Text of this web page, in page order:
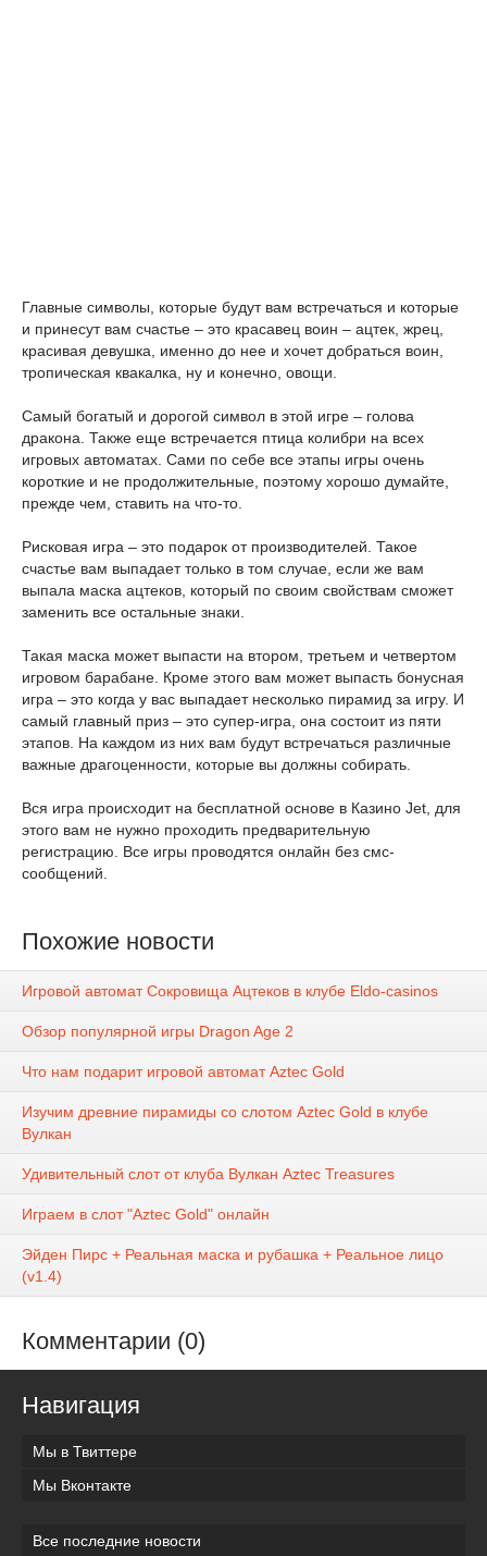
Главные символы, которые будут вам встречаться и которые
и принесут вам счастье – это красавец воин – ацтек, жрец,
красивая девушка, именно до нее и хочет добраться воин,
тропическая квакалка, ну и конечно, овощи.
Самый богатый и дорогой символ в этой игре – голова
дракона. Также еще встречается птица колибри на всех
игровых автоматах. Сами по себе все этапы игры очень
короткие и не продолжительные, поэтому хорошо думайте,
прежде чем, ставить на что-то.
Рисковая игра – это подарок от производителей. Такое
счастье вам выпадает только в том случае, если же вам
выпала маска ацтеков, который по своим свойствам сможет
заменить все остальные знаки.
Такая маска может выпасти на втором, третьем и четвертом
игровом барабане. Кроме этого вам может выпасть бонусная
игра – это когда у вас выпадает несколько пирамид за игру. И
самый главный приз – это супер-игра, она состоит из пяти
этапов. На каждом из них вам будут встречаться различные
важные драгоценности, которые вы должны собирать.
Вся игра происходит на бесплатной основе в Казино Jet, для
этого вам не нужно проходить предварительную
регистрацию. Все игры проводятся онлайн без смс-
сообщений.
Похожие новости
Игровой автомат Сокровища Ацтеков в клубе Eldo-casinos
Обзор популярной игры Dragon Age 2
Что нам подарит игровой автомат Aztec Gold
Изучим древние пирамиды со слотом Aztec Gold в клубе
Вулкан
Удивительный слот от клуба Вулкан Aztec Treasures
Играем в слот "Aztec Gold" онлайн
Эйден Пирс + Реальная маска и рубашка + Реальное лицо
(v1.4)
Комментарии (0)
Навигация
Мы в Твиттере
Мы Вконтакте
Все последние новости